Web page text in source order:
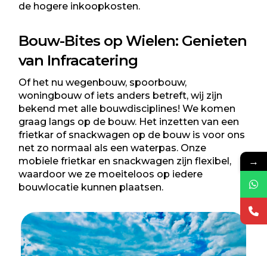
de hogere inkoopkosten.
Bouw-Bites op Wielen: Genieten
van Infracatering
Of het nu wegenbouw, spoorbouw,
woningbouw of iets anders betreft, wij zijn
bekend met alle bouwdisciplines! We komen
graag langs op de bouw. Het inzetten van een
frietkar of snackwagen op de bouw is voor ons
net zo normaal als een waterpas. Onze
mobiele frietkar en snackwagen zijn flexibel,
waardoor we ze moeiteloos op iedere
bouwlocatie kunnen plaatsen.
→